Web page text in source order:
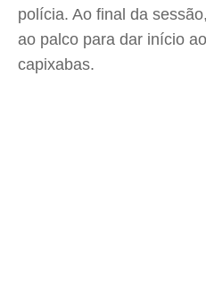
polícia. Ao final da
ao palco para dar início
capixabas.